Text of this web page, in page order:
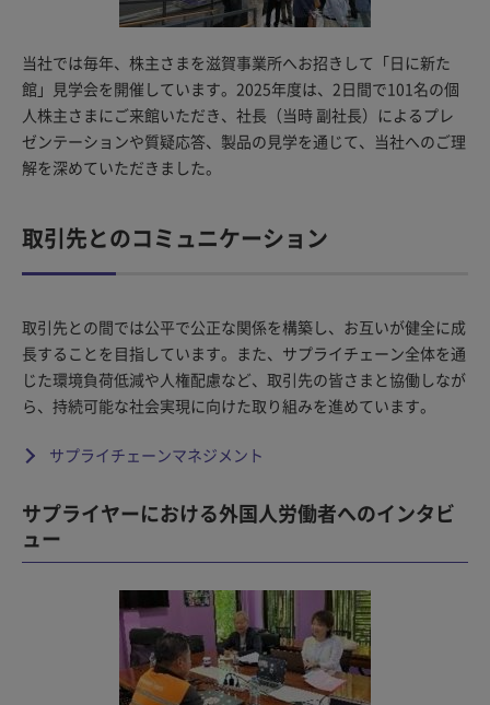
当社では毎年、株主さまを滋賀事業所へお招きして「日に新た
館」見学会を開催しています。2025年度は、2日間で101名の個
人株主さまにご来館いただき、社長（当時 副社長）によるプレ
ゼンテーションや質疑応答、製品の見学を通じて、当社へのご理
解を深めていただきました。
取引先とのコミュニケーション
取引先との間では公平で公正な関係を構築し、お互いが健全に成
長することを目指しています。また、サプライチェーン全体を通
じた環境負荷低減や人権配慮など、取引先の皆さまと協働しなが
ら、持続可能な社会実現に向けた取り組みを進めています。
サプライチェーンマネジメント
サプライヤーにおける外国人労働者へのインタビ
ュー